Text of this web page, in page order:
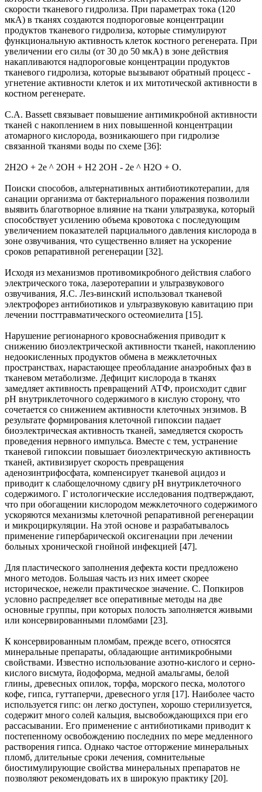
скорости тканевого гидролиза. При параметрах тока (120
мкА) в тканях создаются подпороговые концентрации
продуктов тканевого гидролиза, которые стимулируют
функциональную активность клеток костного регенерата. При
увеличении его силы (от 30 до 50 мкА) в зоне действия
накапливаются надпороговые концентрации продуктов
тканевого гидролиза, которые вызывают обратный процесс -
угнетение активности клеток и их митотической активности в
костном регенерате.
C.A. Bassett связывает повышение антимикробной активности
тканей с накоплением в них повышенной концентрации
атомарного кислорода, возникаюшего при гидролизе
связанной тканями воды по схеме [36]:
2Н2О + 2е ^ 2ОН + Н2 2ОН - 2е ^ Н2О + О.
Поиски способов, альтернативных антибиотикотерапии, для
санации организма от бактериального поражения позволили
выявить благотворное влияние на ткани ультразвука, который
способствует усилению объема кровотока с последующим
увеличением показателей парциального давления кислорода в
зоне озвучивания, что существенно влияет на ускорение
сроков репаративной регенерации [32].
Исходя из механизмов противомикробного действия слабого
электрического тока, лазеротерапии и ультразвукового
озвучивания, Я.С. Лез-винский использовал тканевой
электрофорез антибиотиков и ультразвуковую кавитацию при
лечении посттравматического остеомиелита [15].
Нарушение регионарного кровоснабжения приводит к
снижению биоэлектрической активности тканей, накоплению
недоокисленных продуктов обмена в межклеточных
пространствах, нарастающее преобладание анаэробных фаз в
тканевом метаболизме. Дефицит кислорода в тканях
замедляет активность превращений АТФ, происходит сдвиг
рН внутриклеточного содержимого в кислую сторону, что
сочетается со снижением активности клеточных энзимов. В
результате формирования клеточной гипоксии падает
биоэлектрическая активность тканей, замедляется скорость
проведения нервного импульса. Вместе с тем, устранение
тканевой гипоксии повышает биоэлектрическую активность
тканей, активизирует скорость превращения
аденозинтрифосфата, компенсирует тканевой ацидоз и
приводит к слабощелочному сдвигу рН внутриклеточного
содержимого. Г истологические исследования подтверждают,
что при обогащении кислородом межклеточного содержимого
ускоряются механизмы клеточной репаративной регенерации
и микроциркуляции. На этой основе и разрабатывалось
применение гипербарической оксигенации при лечении
больных хронической гнойной инфекцией [47].
Для пластического заполнения дефекта кости предложено
много методов. Большая часть из них имеет скорее
историческое, нежели практическое значение. С. Попкиров
условно распределяет все оперативные методы на две
основные группы, при которых полость заполняется живыми
или консервированными пломбами [23].
К консервированным пломбам, прежде всего, относятся
минеральные препараты, обладающие антимикробными
свойствами. Известно использование азотно-кислого и серно-
кислого висмута, йодоформа, медной амальгамы, белой
глины, древесных опилок, торфа, морского песка, молотого
кофе, гипса, гуттаперчи, древесного угля [17]. Наиболее часто
используется гипс: он легко доступен, хорошо стерилизуется,
содержит много солей кальция, высвобождающихся при его
рассасывании. Его применение с антибиотиками приводит к
постепенному освобождению последних по мере медленного
растворения гипса. Однако частое отторжение минеральных
пломб, длительные сроки лечения, сомнительные
биостимулирующие свойства минеральных препаратов не
позволяют рекомендовать их в широкую практику [20].